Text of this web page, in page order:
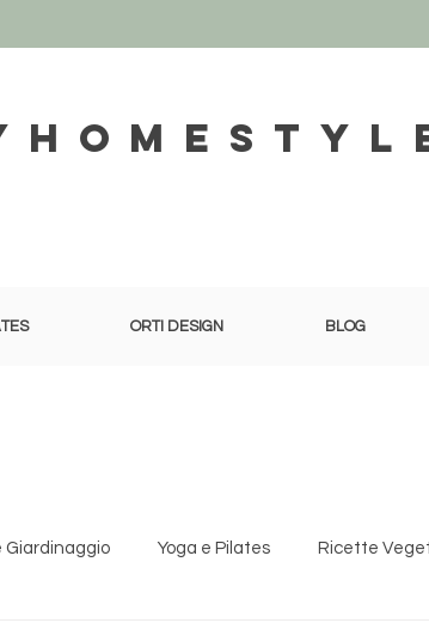
ORTI DESIGN BLOG
Giardinaggio Yoga e Pilates Ricette